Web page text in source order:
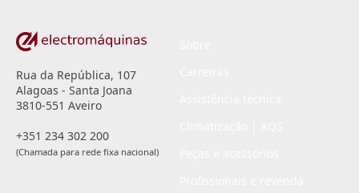
Rua da República, 107
Alagoas - Santa Joana
3810-551 Aveiro
+351 234 302 200
(Chamada para rede fixa nacional)